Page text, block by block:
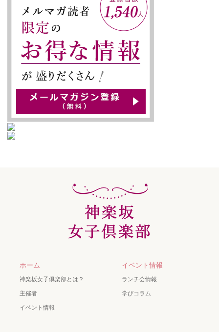
ホーム
神楽坂女子倶楽部とは？
主催者
イベント情報
イベント情報
ランチ会情報
学びコラム